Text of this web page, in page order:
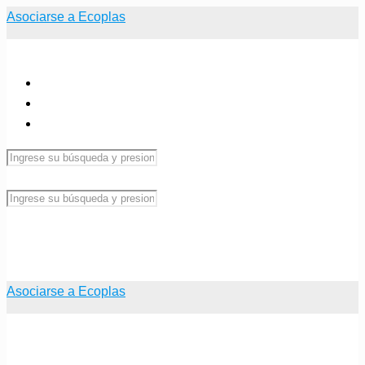
Asociarse a Ecoplas
Asociarse a Ecoplas